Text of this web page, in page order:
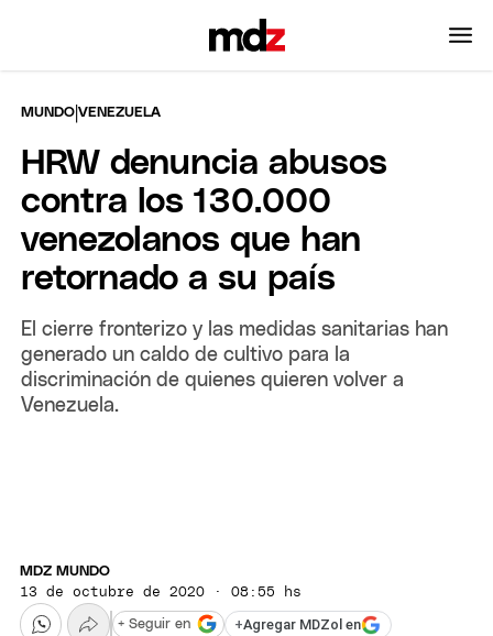
MUNDO |VENEZUELA
HRW denuncia abusos
contra los 130.000
venezolanos que han
retornado a su país
El cierre fronterizo y las medidas sanitarias han
generado un caldo de cultivo para la
discriminación de quienes quieren volver a
Venezuela.
MDZ MUNDO
13 de octubre de 2020 · 08:55 hs
+Agregar MDZol en
+ Seguir en